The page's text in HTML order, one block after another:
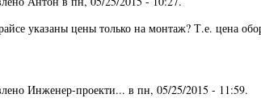
указаны цены только на монтаж? Т.е. цена
Инженер-проекти... в пн, 05/25/2015 - 11:59.